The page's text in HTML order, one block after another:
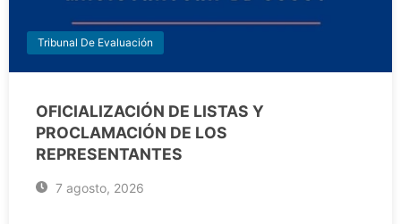
Tribunal De Evaluación
OFICIALIZACIÓN DE LISTAS Y
PROCLAMACIÓN DE LOS
REPRESENTANTES
7 agosto, 2026